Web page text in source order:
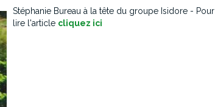
Stéphanie Bureau à la tête du groupe Isidore - Pour
lire l'article cliquez ici